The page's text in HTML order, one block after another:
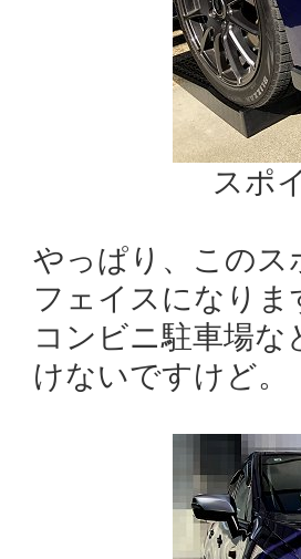
スポ
やっぱり、このス
フェイスになりま
コンビニ駐車場
けないですけど。